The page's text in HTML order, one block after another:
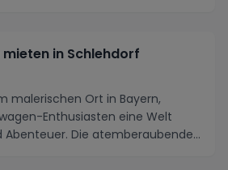
in Schlehdorf
malerischen Ort in Bayern,
Enthusiasten eine Welt
Abenteuer. Die atemberaubende